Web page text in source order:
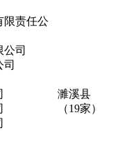
濉溪县
（19家）
限责任公
司